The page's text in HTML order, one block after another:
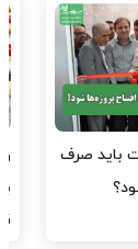
اساسی
تخصیص ارز